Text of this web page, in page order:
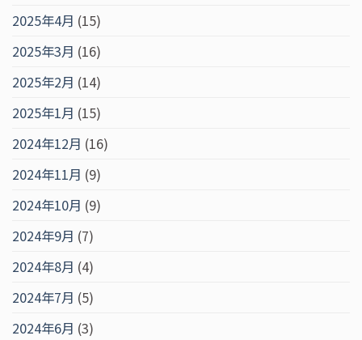
2025年4月 (15)
2025年3月 (16)
2025年2月 (14)
2025年1月 (15)
2024年12月 (16)
2024年11月 (9)
2024年10月 (9)
2024年9月 (7)
2024年8月 (4)
2024年7月 (5)
2024年6月 (3)